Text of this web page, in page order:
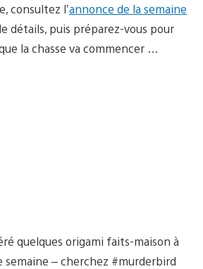
consultez l’annonce de la semaine
détails, puis préparez-vous pour
la chasse va commencer …
quelques origami faits-maison à
semaine – cherchez #murderbird